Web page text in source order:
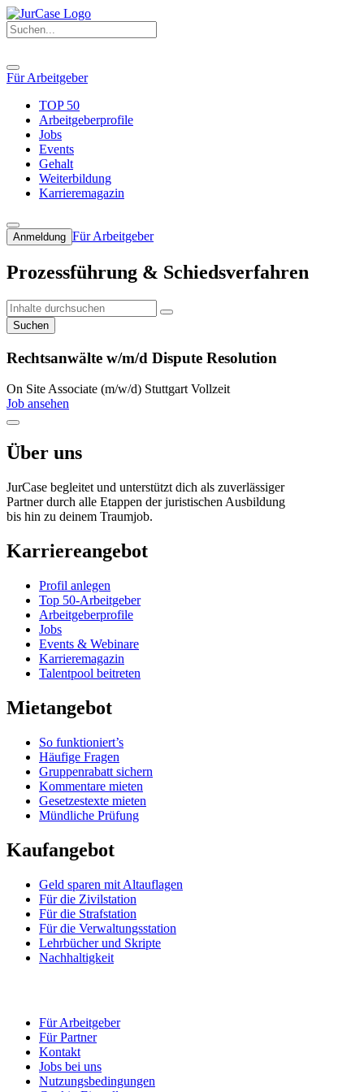
Für Arbeitgeber
TOP 50
Arbeitgeberprofile
Jobs
Events
Gehalt
Weiterbildung
Karrieremagazin
Anmeldung Für Arbeitgeber
Prozessführung & Schiedsverfahren
Suchen
Rechtsanwälte w/m/d Dispute Resolution
On SiteAssociate (m/w/d) Stuttgart Vollzeit
Job ansehen
Über uns
JurCase begleitet und unterstützt dich als zuverlässiger
Partner durch alle Etappen der juristischen Ausbildung
bis hin zu deinem Traumjob.
Karriereangebot
Profil anlegen
Top 50-Arbeitgeber
Arbeitgeberprofile
Jobs
Events & Webinare
Karrieremagazin
Talentpool beitreten
Mietangebot
So funktioniert’s
Häufige Fragen
Gruppenrabatt sichern
Kommentare mieten
Gesetzestexte mieten
Mündliche Prüfung
Kaufangebot
Geld sparen mit Altauflagen
Für die Zivilstation
Für die Strafstation
Für die Verwaltungsstation
Lehrbücher und Skripte
Nachhaltigkeit
Für Arbeitgeber
Für Partner
Kontakt
Jobs bei uns
Nutzungsbedingungen